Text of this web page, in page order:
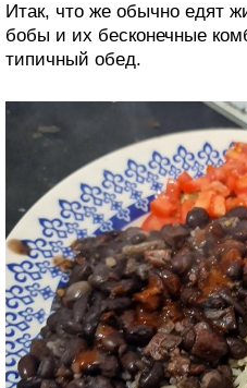
Итак, что же обычно едят
бобы и их бесконечные
типичный обед.